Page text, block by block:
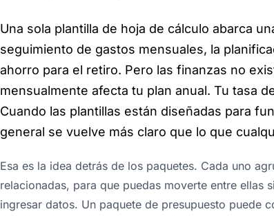
Una sola plantilla de hoja de cálculo abarca
seguimiento de gastos mensuales, la
ahorro para el retiro. Pero las finanzas no
mensualmente afecta tu plan anual. Tu tasa
Cuando las plantillas están diseñadas para
general se vuelve más claro que lo que
Esa es la idea detrás de los paquetes. Cada uno
relacionadas, para que puedas moverte entre ellas
ingresar datos. Un paquete de presupuesto puede